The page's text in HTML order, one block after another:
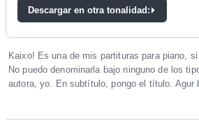
Descargar en otra tonalidad:
Kaixo! Es una de mis partituras para piano, si
No puedo denominarla bajo ninguno de los
autora, yo. En subtítulo, pongo el título. Agur